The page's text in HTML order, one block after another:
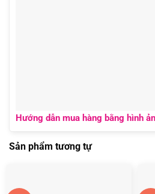
Hướng dẫn mua hàng bằng hình
Sản phẩm tương tự